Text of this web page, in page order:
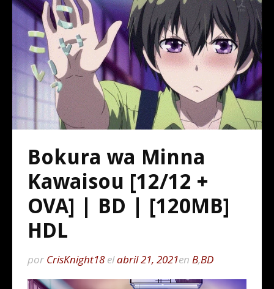
Bokura wa Minna
Kawaisou [12/12 +
OVA] | BD | [120MB]
HDL
por CrisKnight18elabril 21, 2021en B,BD